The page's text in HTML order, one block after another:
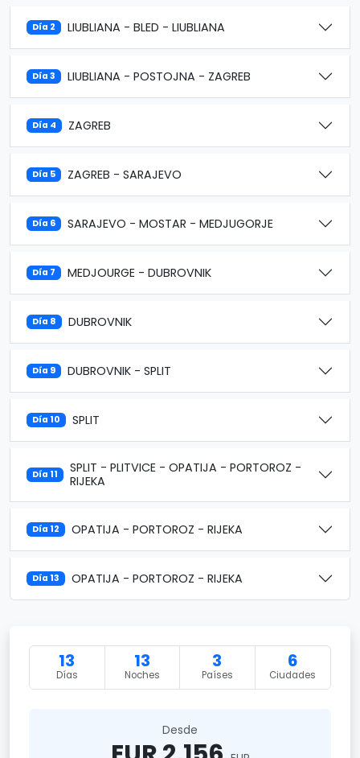
Día 2 LIUBLIANA - BLED - LIUBLIANA
Día 3 LIUBLIANA - POSTOJNA - ZAGREB
Día 4 ZAGREB
Día 5 ZAGREB - SARAJEVO
Día 6 SARAJEVO - MOSTAR - MEDJUGORJE
Día 7 MEDJOURGE - DUBROVNIK
Día 8 DUBROVNIK
Día 9 DUBROVNIK - SPLIT
Día 10 SPLIT
Día 11
SPLIT - PLITVICE - OPATIJA - PORTOROZ -
RIJEKA
Día 12 OPATIJA - PORTOROZ - RIJEKA
Día 13 OPATIJA - PORTOROZ - RIJEKA
13
Días
13
Noches
3
Países
6
Ciudades
Desde